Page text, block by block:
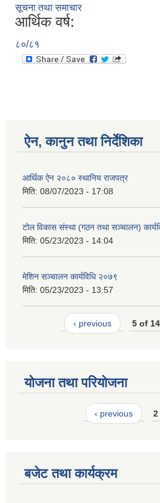
सूचना तथा समाचार
आर्थिक वर्ष:
८०/८१
ऐन, कानुन तथा निर्देशिका
आर्थिक ऐन २०८० स्थानिय राजपत्र
मिति: 08/07/2023 - 17:08
टोल विकास संस्था (गठन तथा सञ्चालन)
मिति: 05/23/2023 - 14:04
मेशिन सञ्चालन कार्यविधि २०७९
मिति: 05/23/2023 - 13:57
‹ previous 5 of 14
योजना तथा परियोजना
‹ previous 2
बजेट तथा कार्यक्रम